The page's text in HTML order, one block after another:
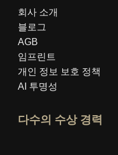
회사 소개
블로그
AGB
임프린트
개인 정보 보호 정책
AI 투명성
다수의 수상 경력